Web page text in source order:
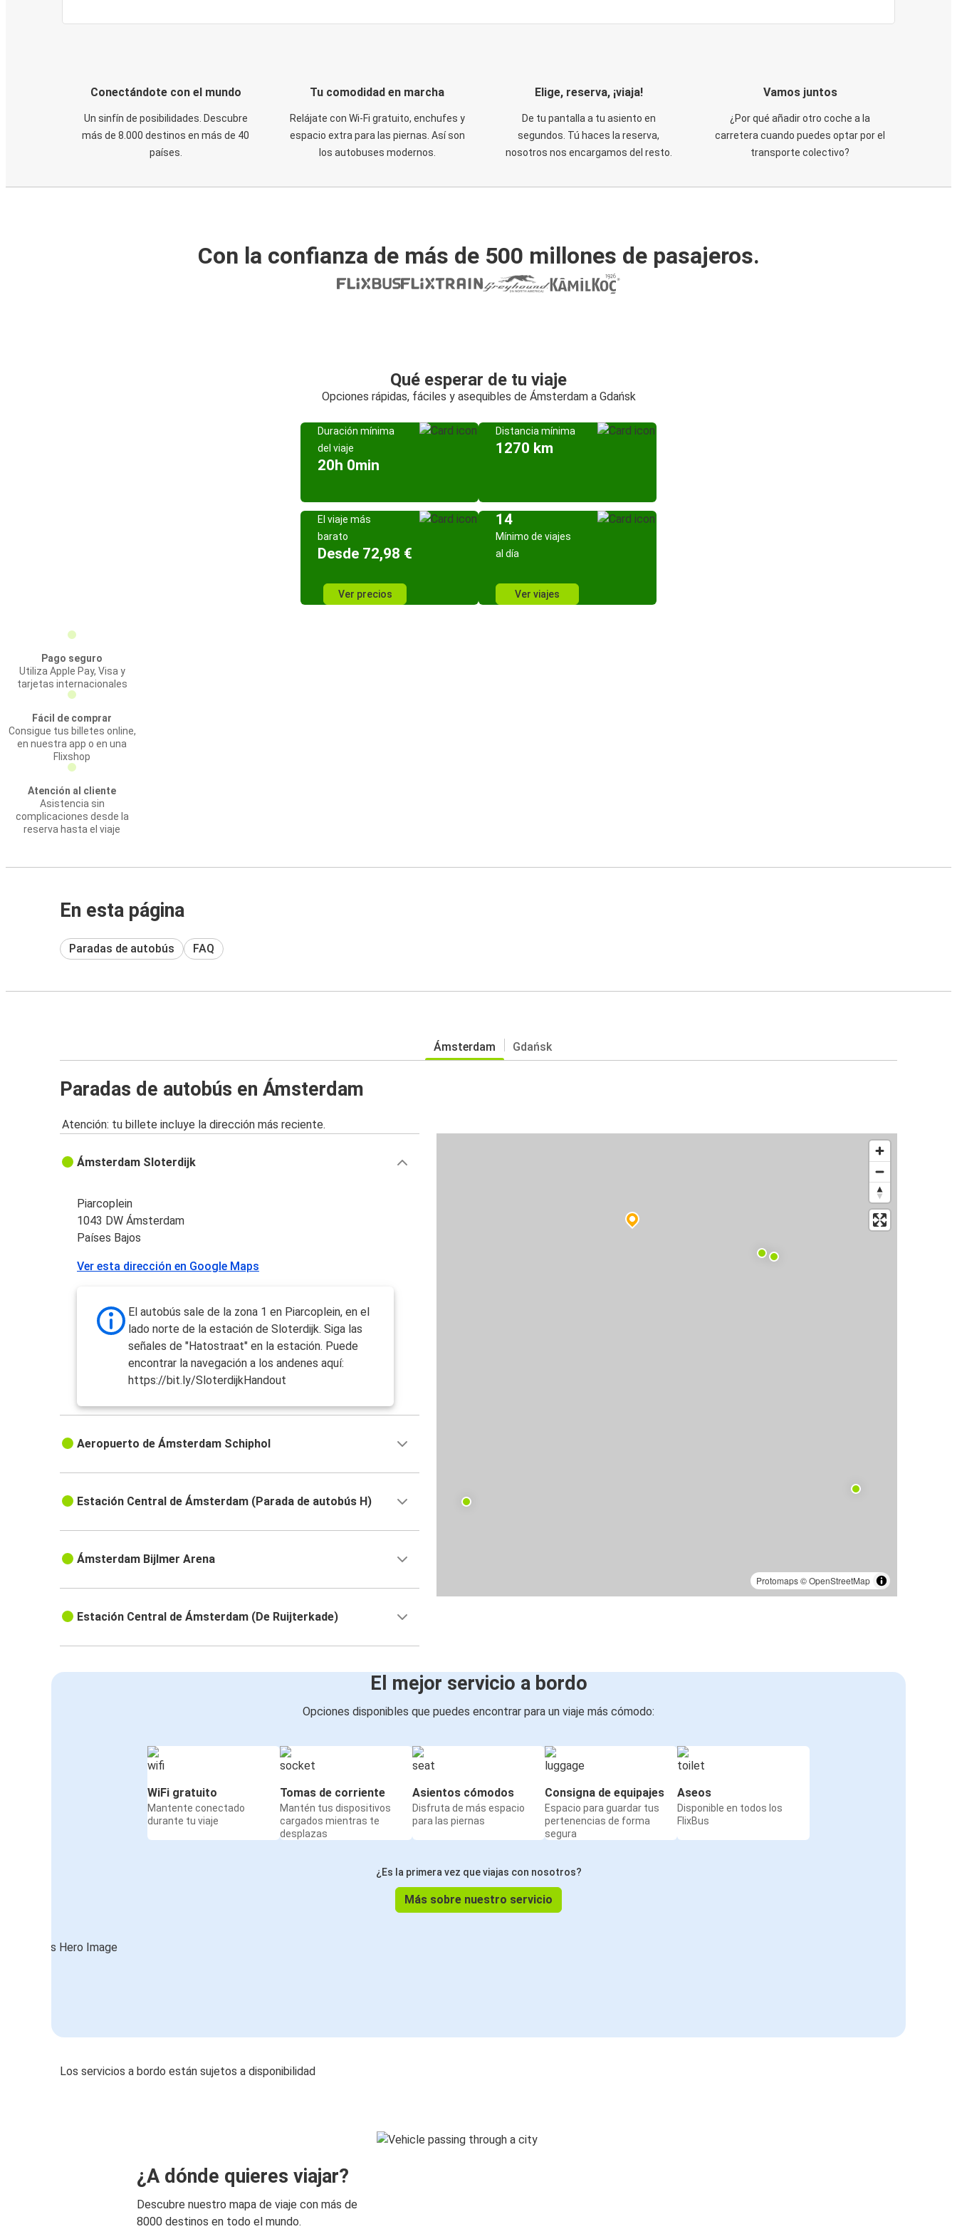
Conectándote con el mundo
Un sinfín de posibilidades. Descubre
más de 8.000 destinos en más de 40
países.
Tu comodidad en marcha
Relájate con Wi-Fi gratuito, enchufes y
espacio extra para las piernas. Así son
los autobuses modernos.
Elige, reserva, ¡viaja!
De tu pantalla a tu asiento en
segundos. Tú haces la reserva,
nosotros nos encargamos del resto.
Vamos juntos
¿Por qué añadir otro coche a la
carretera cuando puedes optar por el
transporte colectivo?
Con la confianza de más de 500 millones de pasajeros.
Qué esperar de tu viaje
Opciones rápidas, fáciles y asequibles de Ámsterdam a Gdańsk
Duración mínima
del viaje
20h 0min
Distancia mínima
1270 km
El viaje más
barato
Desde 72,98 €
Ver precios
14
Mínimo de viajes
al día
Ver viajes
Pago seguro
Utiliza Apple Pay, Visa y
tarjetas internacionales
Fácil de comprar
Consigue tus billetes online,
en nuestra app o en una
Flixshop
Atención al cliente
Asistencia sin
complicaciones desde la
reserva hasta el viaje
En esta página
Paradas de autobús FAQ
Ámsterdam Gdańsk
Paradas de autobús en Ámsterdam
Atención: tu billete incluye la dirección más reciente.
Protomaps©OpenStreetMap
Ámsterdam Sloterdijk
Piarcoplein
1043 DW Ámsterdam
Países Bajos
Ver esta dirección en Google Maps
El autobús sale de la zona 1 en Piarcoplein, en el
lado norte de la estación de Sloterdijk. Siga las
señales de "Hatostraat" en la estación. Puede
encontrar la navegación a los andenes aquí:
https://bit.ly/SloterdijkHandout
Aeropuerto de Ámsterdam Schiphol
Estación Central de Ámsterdam (Parada de autobús H)
Ámsterdam Bijlmer Arena
Estación Central de Ámsterdam (De Ruijterkade)
El mejor servicio a bordo
Opciones disponibles que puedes encontrar para un viaje más cómodo:
WiFi gratuito
Mantente conectado
durante tu viaje
Tomas de corriente
Mantén tus dispositivos
cargados mientras te
desplazas
Asientos cómodos
Disfruta de más espacio
para las piernas
Consigna de equipajes
Espacio para guardar tus
pertenencias de forma
segura
Aseos
Disponible en todos los
FlixBus
¿Es la primera vez que viajas con nosotros?
Más sobre nuestro servicio
Los servicios a bordo están sujetos a disponibilidad
¿A dónde quieres viajar?
Descubre nuestro mapa de viaje con más de
8000 destinos en todo el mundo.